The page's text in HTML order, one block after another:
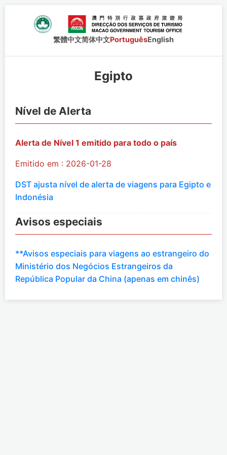
繁體中文简体中文PortuguêsEnglish
Egipto
Nível de Alerta
Alerta de Nível 1 emitido para todo o país
Emitido em : 2026-01-28
DST ajusta nível de alerta de viagens para Egipto e
Indonésia
Avisos especiais
**Avisos especiais para viagens ao estrangeiro do
Ministério dos Negócios Estrangeiros da
República Popular da China (apenas em chinês)